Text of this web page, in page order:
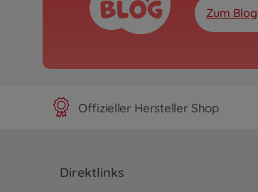
Zum Blog
Offizieller Hersteller Shop
Direktlinks